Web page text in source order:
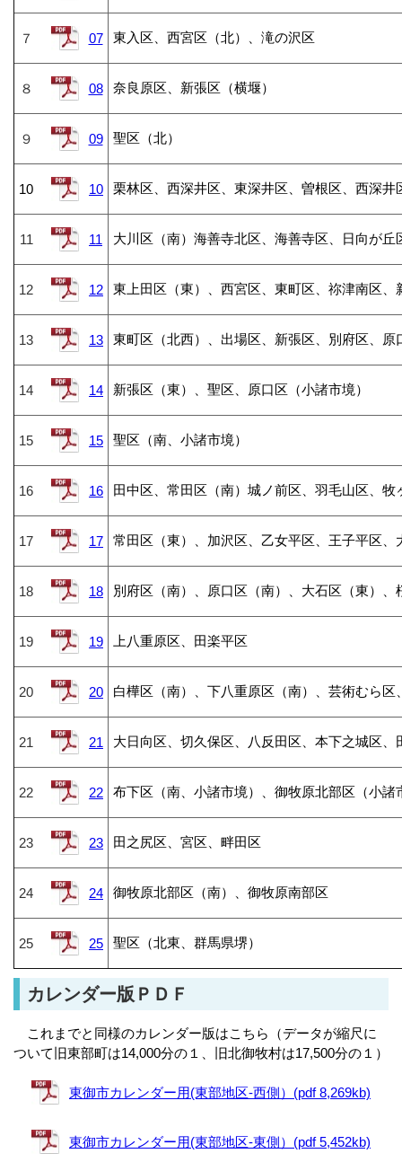
７ 07 東入区、西宮区（北）、滝の沢区
８ 08 奈良原区、新張区（横堰）
９ 09 聖区（北）
10 10 栗林区、西深井区、東深井区、曽根区、西深井
11 11 大川区（南）海善寺北区、海善寺区、日向が
12 12 東上田区（東）、西宮区、東町区、祢津南区
13 13 東町区（北西）、出場区、新張区、別府区、
14 14 新張区（東）、聖区、原口区（小諸市境）
15 15 聖区（南、小諸市境）
16 16 田中区、常田区（南）城ノ前区、羽毛山区、
17 17 常田区（東）、加沢区、乙女平区、王子平区
18 18 別府区（南）、原口区（南）、大石区（東）
19 19 上八重原区、田楽平区
20 20 白樺区（南）、下八重原区（南）、芸術むら区
21 21 大日向区、切久保区、八反田区、本下之城区、
22 22 布下区（南、小諸市境）、御牧原北部区（小諸
23 23 田之尻区、宮区、畔田区
24 24 御牧原北部区（南）、御牧原南部区
25 25 聖区（北東、群馬県堺）
カレンダー版ＰＤＦ
これまでと同様のカレンダー版はこちら
（データが縮尺に
ついて旧東部町は14,000分の１、旧北御牧村は17,500分の１）
東御市カレンダー用(東部地区-西側）(pdf 8,269kb)
東御市カレンダー用(東部地区-東側）(pdf 5,452kb)